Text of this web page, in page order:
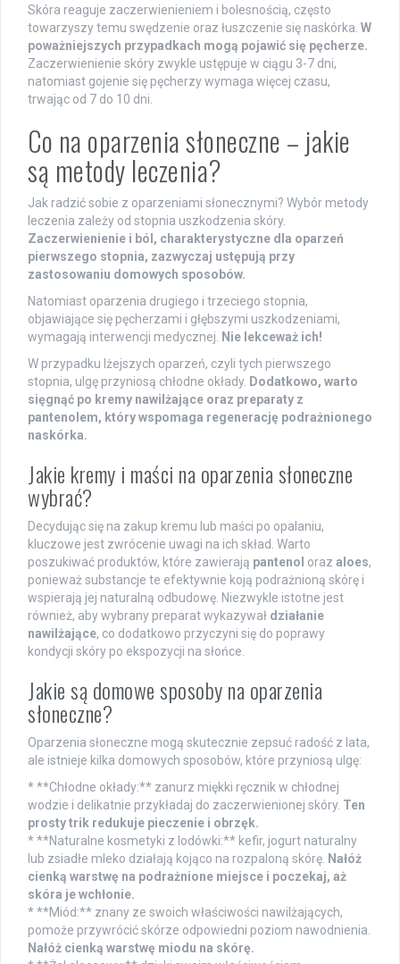
Skóra reaguje zaczerwienieniem i bolesnością, często
towarzyszy temu swędzenie oraz łuszczenie się naskórka. W
poważniejszych przypadkach mogą pojawić się pęcherze.
Zaczerwienienie skóry zwykle ustępuje w ciągu 3-7 dni,
natomiast gojenie się pęcherzy wymaga więcej czasu,
trwając od 7 do 10 dni.
Co na oparzenia słoneczne – jakie
są metody leczenia?
Jak radzić sobie z oparzeniami słonecznymi? Wybór metody
leczenia zależy od stopnia uszkodzenia skóry.
Zaczerwienienie i ból, charakterystyczne dla oparzeń
pierwszego stopnia, zazwyczaj ustępują przy
zastosowaniu domowych sposobów.
Natomiast oparzenia drugiego i trzeciego stopnia,
objawiające się pęcherzami i głębszymi uszkodzeniami,
wymagają interwencji medycznej.
Nie lekceważ ich!
W przypadku lżejszych oparzeń, czyli tych pierwszego
stopnia, ulgę przyniosą chłodne okłady. Dodatkowo, warto
sięgnąć po kremy nawilżające oraz preparaty z
pantenolem, który wspomaga regenerację podrażnionego
naskórka.
Jakie kremy i maści na oparzenia słoneczne
wybrać?
Decydując się na zakup kremu lub maści po opalaniu,
kluczowe jest zwrócenie uwagi na ich skład. Warto
poszukiwać produktów, które zawierają pantenol oraz aloes,
ponieważ substancje te efektywnie koją podrażnioną skórę i
wspierają jej naturalną odbudowę. Niezwykle istotne jest
również, aby wybrany preparat wykazywał działanie
nawilżające, co dodatkowo przyczyni się do poprawy
kondycji skóry po ekspozycji na słońce.
Jakie są domowe sposoby na oparzenia
słoneczne?
Oparzenia słoneczne mogą skutecznie zepsuć radość z lata,
ale istnieje kilka domowych sposobów, które przyniosą ulgę:
* **Chłodne okłady:** zanurz miękki ręcznik w chłodnej
wodzie i delikatnie przykładaj do zaczerwienionej skóry. Ten
prosty trik redukuje pieczenie i obrzęk.
* **Naturalne kosmetyki z lodówki:** kefir, jogurt naturalny
lub zsiadłe mleko działają kojąco na rozpaloną skórę. Nałóż
cienką warstwę na podrażnione miejsce i poczekaj, aż
skóra je wchłonie.
* **Miód:** znany ze swoich właściwości nawilżających,
pomoże przywrócić skórze odpowiedni poziom nawodnienia.
Nałóż cienką warstwę miodu na skórę.